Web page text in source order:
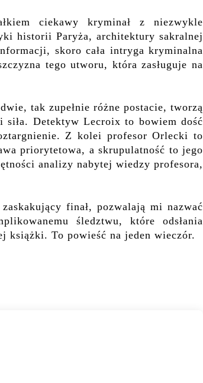
ciekawy kryminał z niezwykle
historii Paryża, architektury sakralnej
skoro cała intryga kryminalna
tego utworu, która zasługuje na
tak zupełnie różne postacie, tworzą
siła. Detektyw Lecroix to bowiem dość
Z kolei profesor Orlecki to
priorytetowa, a skrupulatność to jego
analizy nabytej wiedzy profesora,
finał, pozwalają mi nazwać
śledztwu, które odsłania
książki. To powieść na jeden wieczór.